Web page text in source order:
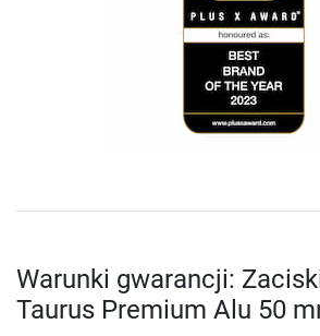
Warunki gwarancji:
Taurus Premium Alu 50